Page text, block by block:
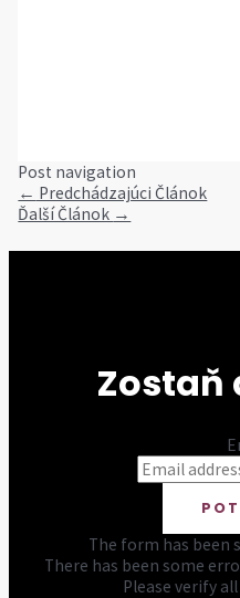
Post navigation
← Predchádzajúci Článok
Ďalší Článok →
The form has been
There has been some
Please verify